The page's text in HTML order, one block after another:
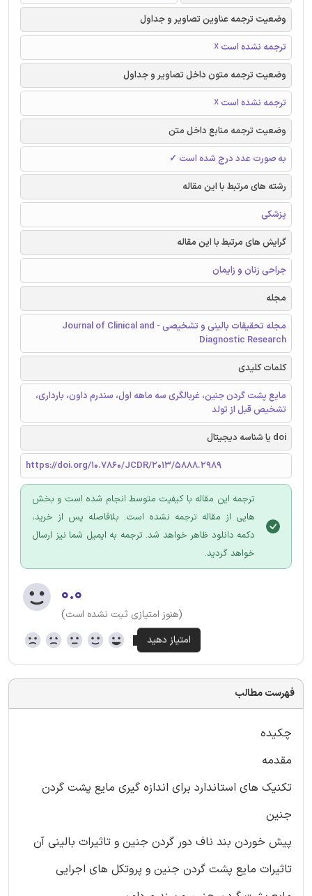
وضعیت ترجمه عناوین تصاویر و جداول
ترجمه نشده است ☓
وضعیت ترجمه متون داخل تصاویر و جداول
ترجمه نشده است ☓
وضعیت ترجمه منابع داخل متن
به صورت عدد درج شده است ✓
رشته های مرتبط با این مقاله
پزشکی
گرایش های مرتبط با این مقاله
جراحی زنان و زایمان
مجله
مجله تحقیقات بالینی و تشخیصی - Journal of Clinical and
Diagnostic Research
کلمات کلیدی
مایع پشت گردن جنین، غربالگری سه ماهه اول، سندرم داون، بارداری،
تشخیص قبل از تولد
doi یا شناسه دیجیتال
https://doi.org/10.7860/JCDR/2013/5888.2989
ترجمه این مقاله با کیفیت متوسط انجام شده است و بخش
هایی از مقاله ترجمه نشده است. بلافاصله پس از خرید،
دکمه دانلود ظاهر خواهد شد. ترجمه به ایمیل شما نیز ارسال
خواهد گردید.
۰.۰
(هنوز امتیازی ثبت نشده است)
فهرست مطالب
چکیده
مقدمه
تکنیک های استاندارد برای اندازه گیری مایع پشت گردن
جنین
پیش خوردن بند ناف دور گردن جنین و تاثیرات بالینی آن
تاثیرات مایع پشت گردن جنین و پروتکل های اجرایی